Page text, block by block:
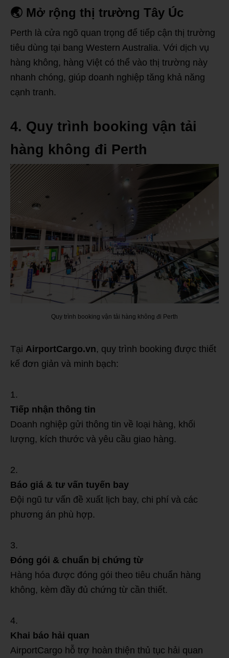
🌏 Mở rộng thị trường Tây Úc
Perth là cửa ngõ quan trọng để tiếp cận thị trường
tiêu dùng tại bang Western Australia. Với dịch vụ
hàng không, hàng Việt có thể vào thị trường này
nhanh chóng, giúp doanh nghiệp tăng khả năng
cạnh tranh.
4. Quy trình booking vận tải
hàng không đi Perth
Quy trình booking vận tải hàng không đi Perth
Tại AirportCargo.vn, quy trình booking được thiết
kế đơn giản và minh bạch:
Tiếp nhận thông tin
Doanh nghiệp gửi thông tin về loại hàng, khối
lượng, kích thước và yêu cầu giao hàng.
Báo giá & tư vấn tuyến bay
Đội ngũ tư vấn đề xuất lịch bay, chi phí và các
phương án phù hợp.
Đóng gói & chuẩn bị chứng từ
Hàng hóa được đóng gói theo tiêu chuẩn hàng
không, kèm đầy đủ chứng từ cần thiết.
Khai báo hải quan
AirportCargo hỗ trợ hoàn thiện thủ tục hải quan